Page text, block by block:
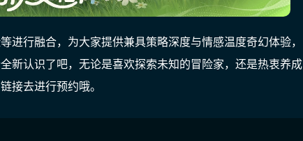
进行融合，为大家提供兼具策略深度与情感温度奇幻体验，
新认识了吧，无论是喜欢探索未知的冒险家，还是热衷养成
接去进行预约哦。